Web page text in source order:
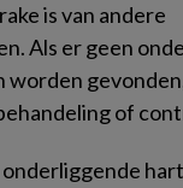
is van andere
Als er geen
worden
of